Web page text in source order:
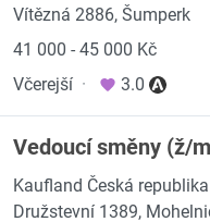
Vítězná 2886, Šumperk
41 000 - 45 000 Kč
Včerejší · 3.0
Vedoucí směny (ž/
Kaufland Česká
Družstevní 1389,